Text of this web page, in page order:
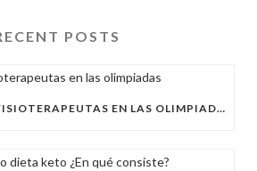
POSTS
EL PAPEL DE LOS FISIOTERAPEUTAS EN LAS OLIMPIADAS